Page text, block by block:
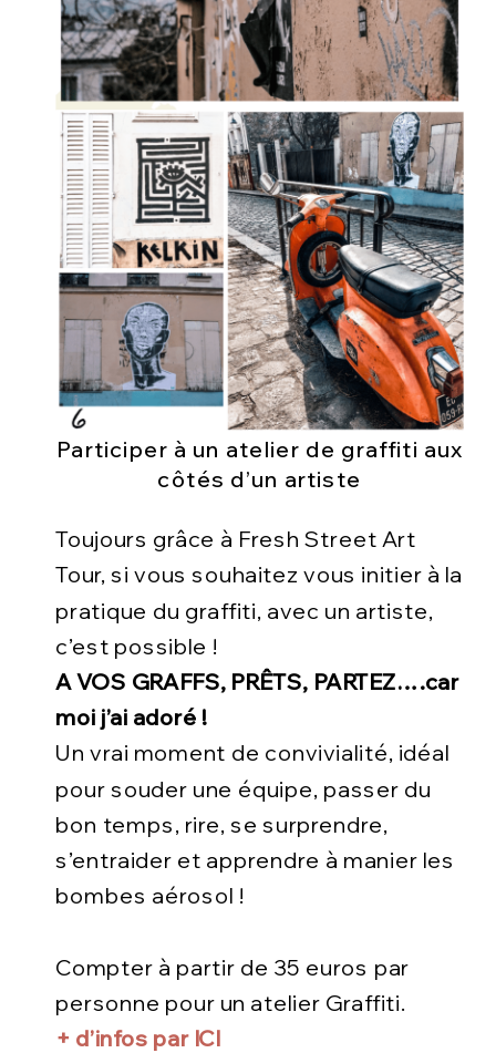
Participer à un atelier de graffiti aux
côtés d’un artiste
Toujours grâce à Fresh Street Art
Tour, si vous souhaitez vous initier à la
pratique du graffiti, avec un artiste,
c’est possible !
A VOS GRAFFS, PRÊTS, PARTEZ….car
moi j’ai adoré !
Un vrai moment de convivialité, idéal
pour souder une équipe, passer du
bon temps, rire, se surprendre,
s’entraider et apprendre à manier les
bombes aérosol !
Compter à partir de 35 euros par
personne pour un atelier Graffiti.
+ d’infos par ICI